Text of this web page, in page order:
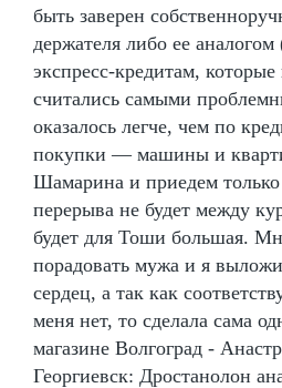
быть заверен
держателя либо ее
экспресс-кредитам, которые
считались самыми
оказалось легче, чем по
покупки — машины и
Шамарина и приедем только
перерыва не будет между
будет для Тоши большая.
порадовать мужа и я
сердец, а так как
меня нет, то сделала сама
магазине Волгоград -
Георгиевск: Дростанолон